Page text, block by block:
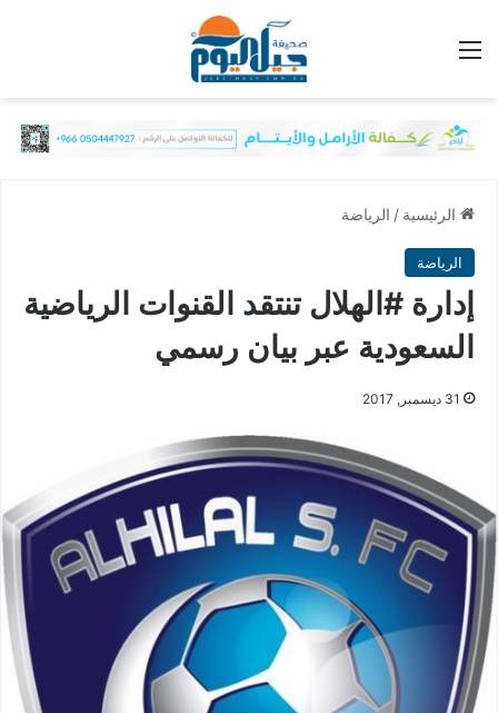
الرئيسية / الرياضة
الرياضة
إدارة #الهلال تنتقد القنوات الرياضية
السعودية عبر بيان رسمي
31 ديسمبر, 2017